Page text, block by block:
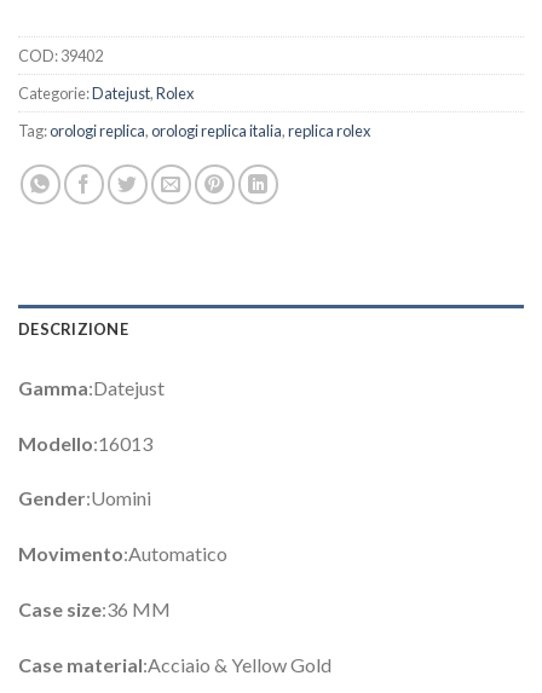
COD:39402
Categorie:Datejust,Rolex
Tag:orologi replica,orologi replica italia,replica rolex
DESCRIZIONE
Gamma:Datejust
Modello:16013
Gender:Uomini
Movimento:Automatico
Case size:36 MM
Case material:Acciaio & Yellow Gold